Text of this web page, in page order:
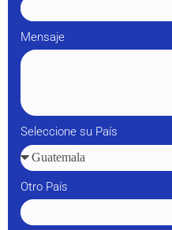
Mensaje
Seleccione su País
Otro País